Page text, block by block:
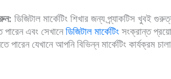
ডিজিটাল মার্কেটিং শিখার জন্য প্র্যাকটিস খুবই
পারেন এবং সেখানেডিজিটাল মার্কেটিং সংক্রান্ত
পারেন যেখানে আপনি বিভিন্ন মার্কেটিং কার্যক্রম